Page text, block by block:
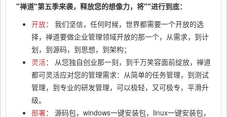
"禅道"第五季来袭，释放您的想像力，将""进行到底：
开放： 我们坚信，任何时候，世界都需要一个开放的选
择，禅道要做企业管理领域开放的那一个，从需求，到计
划，到源码，到思想，到架构；
灵活： 从您独自创业那一刻，到千万笑容面前绽放，禅道
都可灵活应对您的管理需求：从简单的任务管理，到测试
管理，到专业的研发管理，可以极轻，又可极专，平滑升
级。
部署： 源码包，windows一键安装包，linux一键安装包，